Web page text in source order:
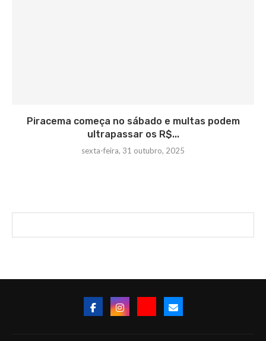
Piracema começa no sábado e multas podem
ultrapassar os R$...
sexta-feira, 31 outubro, 2025